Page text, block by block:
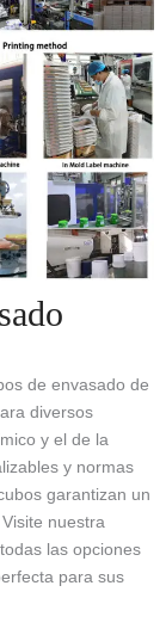
de envasado de
diversos
y el de la
y normas
garantizan un
nuestra
las opciones
para sus